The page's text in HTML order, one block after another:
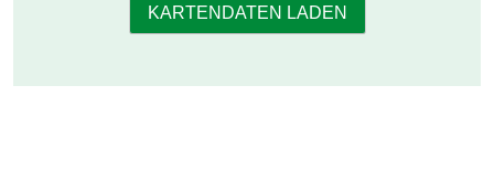
KARTENDATEN LADEN